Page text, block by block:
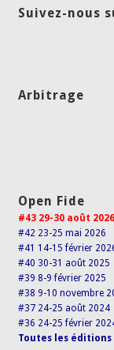
Suivez-nous
Arbitrage
Open Fide
#43 29-30 août 2026
#42 23-25 mai 2026
#41 14-15 février
#40 30-31 août 2025
#39 8-9 février 2025
#38 9-10 novembre
#37 24-25 août 2024
#36 24-25 février
Toutes les éditions